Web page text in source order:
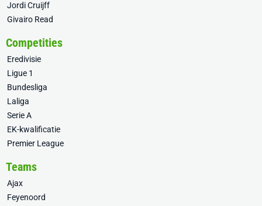
Jordi Cruijff
Givairo Read
Competities
Eredivisie
Ligue 1
Bundesliga
Laliga
Serie A
EK-kwalificatie
Premier League
Teams
Ajax
Feyenoord